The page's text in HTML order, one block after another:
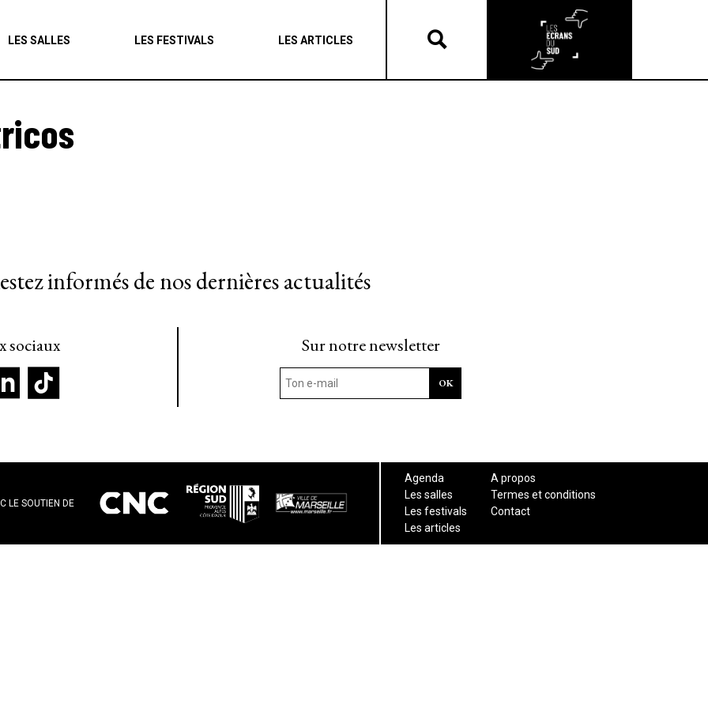
LES SALLES LES FESTIVALS LES ARTICLES
informés de nos dernières actualités
sociaux Sur notre newsletter
LE SOUTIEN DE
Agenda
Les salles
Les festivals
Les articles
A propos
Termes et conditions
Contact